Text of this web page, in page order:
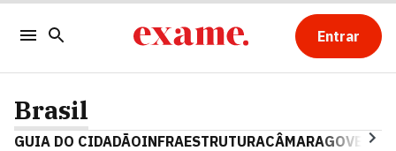
Entrar
Brasil
GUIA DO CIDADÃOINFRAESTRUTURACÂMARAGOVERNO